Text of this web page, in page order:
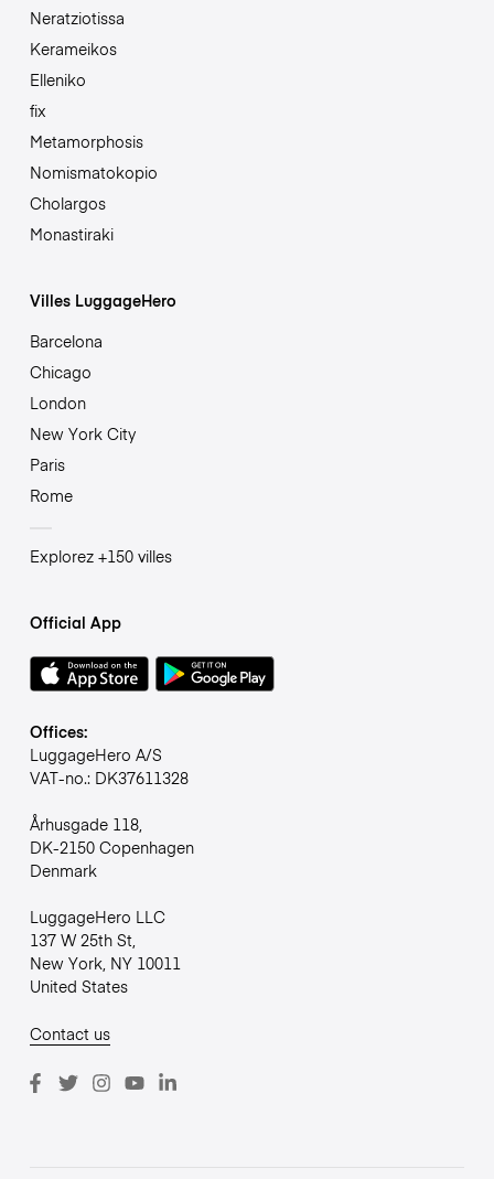
Neratziotissa
Kerameikos
Elleniko
fix
Metamorphosis
Nomismatokopio
Cholargos
Monastiraki
Villes LuggageHero
Barcelona
Chicago
London
New York City
Paris
Rome
Explorez +150 villes
Official App
Offices:
LuggageHero A/S
VAT-no.: DK37611328
Århusgade 118,
DK-2150 Copenhagen
Denmark
LuggageHero LLC
137 W 25th St,
New York, NY 10011
United States
Contact us